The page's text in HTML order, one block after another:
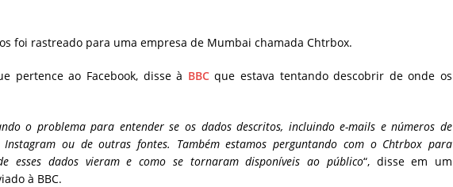
foi rastreado para uma empresa de Mumbai chamada Chtrbox.
pertence ao Facebook, disse à BBCque estava tentando descobrir de onde os
o problema para entender se os dados descritos, incluindo e-mails e números de
ou de outras fontes. Também estamos perguntando com o Chtrbox para
esses dados vieram e como se tornaram disponíveis ao público“, disse em um
à BBC.